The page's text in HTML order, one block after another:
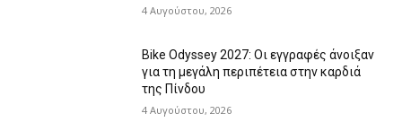
4 Αυγούστου, 2026
Bike Odyssey 2027: Οι εγγραφές άνοιξαν
για τη μεγάλη περιπέτεια στην καρδιά
της Πίνδου
4 Αυγούστου, 2026